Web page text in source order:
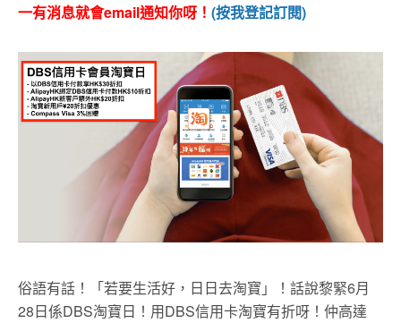
一有消息就會email通知你呀！ (按我登記訂閱)
俗語有話！「若要生活好，日日去淘寶」！話說黎緊6月
28日係DBS淘寶日！用DBS信用卡淘寶有折呀！仲高達